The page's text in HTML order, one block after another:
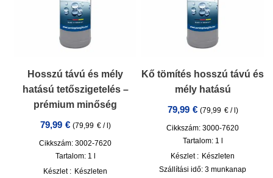
Hosszú távú és mély
hatású tetőszigetelés –
prémium minőség
79,99 € (79,99 €/ )
Cikkszám: 3002-7620
Tartalom: 1 l
Készlet : Készleten
Kő tömítés hosszú távú és
mély hatású
79,99 € (79,99 €/ )
Cikkszám: 3000-7620
Tartalom: 1 l
Készlet : Készleten
Szállítási idő: 3 munkanap